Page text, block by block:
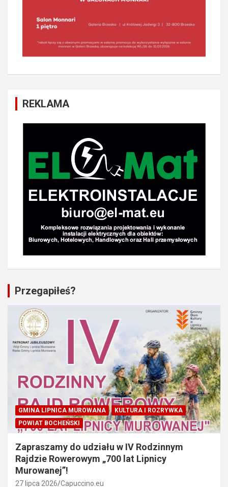
REKLAMA
Przegapiłeś?
GMINA LIPNICA MUROWANA
KULTURA I ROZRYWKA
POWIAT BOCHEŃSKI
Zapraszamy do udziału w IV Rodzinnym
Rajdzie Rowerowym „700 lat Lipnicy
Murowanej”!
27 lipca 2026 Capuccino.eu